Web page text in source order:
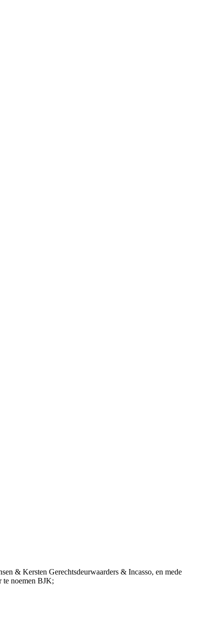
& Kersten Gerechtsdeurwaarders & Incasso, en mede
te noemen BJK;